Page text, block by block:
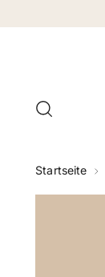
Startseite